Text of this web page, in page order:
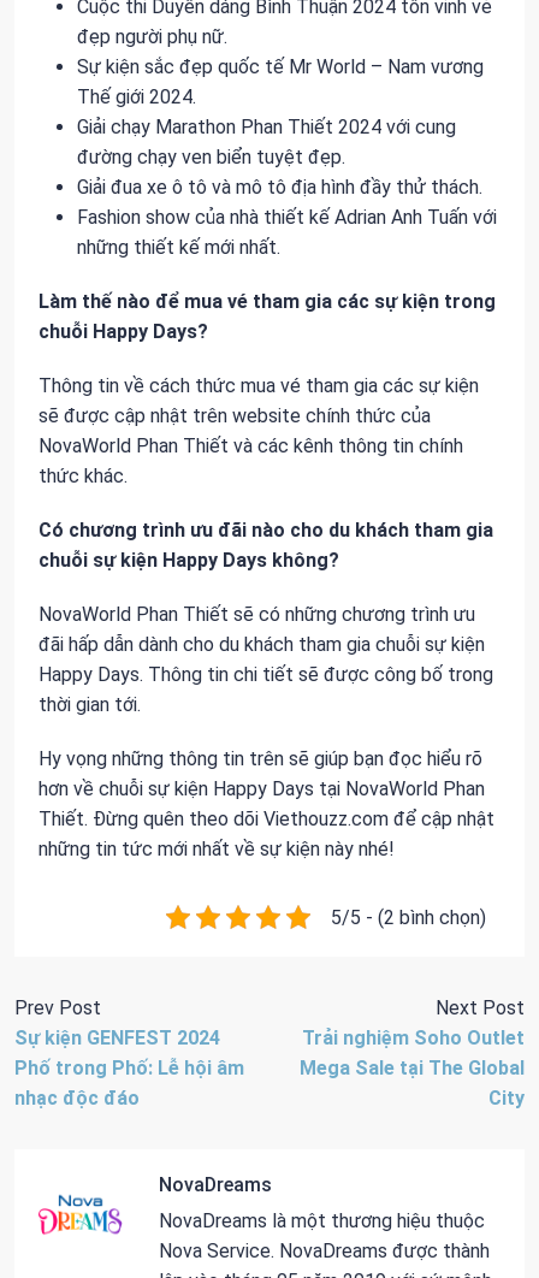
Cuộc thi Duyên dáng Bình Thuận 2024 tôn vinh vẻ
đẹp người phụ nữ.
Sự kiện sắc đẹp quốc tế Mr World – Nam vương
Thế giới 2024.
Giải chạy Marathon Phan Thiết 2024 với cung
đường chạy ven biển tuyệt đẹp.
Giải đua xe ô tô và mô tô địa hình đầy thử thách.
Fashion show của nhà thiết kế Adrian Anh Tuấn với
những thiết kế mới nhất.
Làm thế nào để mua vé tham gia các sự kiện trong
chuỗi Happy Days?
Thông tin về cách thức mua vé tham gia các sự kiện
sẽ được cập nhật trên website chính thức của
NovaWorld Phan Thiết và các kênh thông tin chính
thức khác.
Có chương trình ưu đãi nào cho du khách tham gia
chuỗi sự kiện Happy Days không?
NovaWorld Phan Thiết sẽ có những chương trình ưu
đãi hấp dẫn dành cho du khách tham gia chuỗi sự kiện
Happy Days. Thông tin chi tiết sẽ được công bố trong
thời gian tới.
Hy vọng những thông tin trên sẽ giúp bạn đọc hiểu rõ
hơn về chuỗi sự kiện Happy Days tại NovaWorld Phan
Thiết. Đừng quên theo dõi Viethouzz.com để cập nhật
những tin tức mới nhất về sự kiện này nhé!
5/5 - (2 bình chọn)
Prev Post
Sự kiện GENFEST 2024
Phố trong Phố: Lễ hội âm
nhạc độc đáo
Next Post
Trải nghiệm Soho Outlet
Mega Sale tại The Global
City
NovaDreams
NovaDreams là một thương hiệu thuộc
Nova Service. NovaDreams được thành